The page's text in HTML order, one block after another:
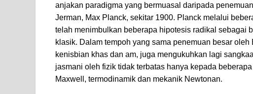
anjakan paradigma yang bermuasal daripada
Jerman, Max Planck, sekitar 1900. Planck melalui
telah menimbulkan beberapa hipotesis radikal sebagai
klasik. Dalam tempoh yang sama penemuan besar
kenisbian khas dan am, juga mengukuhkan lagi
jasmani oleh fizik tidak terbatas hanya kepada
Maxwell, termodinamik dan mekanik Newtonan.